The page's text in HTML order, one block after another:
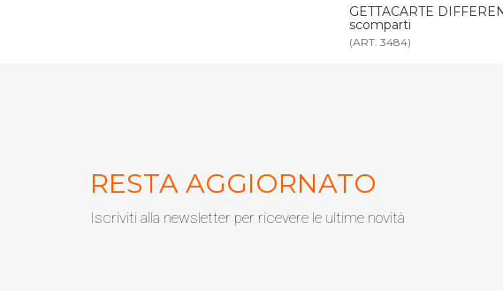
GETTACARTE
scomparti
(ART. 3065)
RESTA AGGIORNATO
Iscriviti alla newsletter per ricevere le ultime novità